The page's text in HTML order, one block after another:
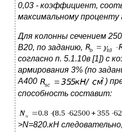
0,03 - коэффициент,
максимальному проценту
Для колонны сечением
В20, по заданию,
согласно п. 5.1.10в [1]) с
армирования 3% (по
А400
)
способность составит:
>N=820.кН следовательно,